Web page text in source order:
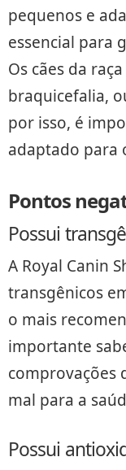
pequenos e
essencial para
Os cães da
braquicefalia,
por isso, é
adaptado para
Pontos
Possui
A Royal Canin
transgênicos
o mais
importante
comprovações
mal para a
Possui